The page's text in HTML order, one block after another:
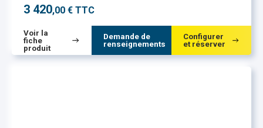
3 420,00 € TTC
Voir la
fiche
produit
Demande de
renseignements
Configurer
et réserver